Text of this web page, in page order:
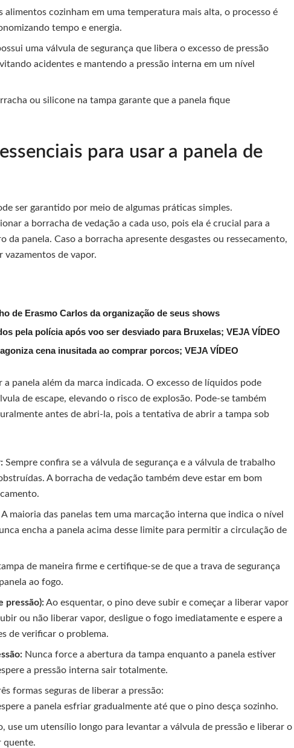
alimentos cozinham em uma temperatura mais alta, o processo é
tempo e energia.
uma válvula de segurança que libera o excesso de pressão
acidentes e mantendo a pressão interna em um nível
ou silicone na tampa garante que a panela fique
para usar a panela de
ser garantido por meio de algumas práticas simples.
a borracha de vedação a cada uso, pois ela é crucial para a
da panela. Caso a borracha apresente desgastes ou ressecamento,
de vapor.
de Erasmo Carlos da organização de seus shows
pela polícia após voo ser desviado para Bruxelas; VEJA VÍDEO
cena inusitada ao comprar porcos; VEJA VÍDEO
panela além da marca indicada. O excesso de líquidos pode
de escape, elevando o risco de explosão. Pode-se também
antes de abri-la, pois a tentativa de abrir a tampa sob
Sempre confira se a válvula de segurança e a válvula de trabalho
A borracha de vedação também deve estar em bom
A maioria das panelas tem uma marcação interna que indica o nível
encha a panela acima desse limite para permitir a circulação de
de maneira firme e certifique-se de que a trava de segurança
ao fogo.
pressão):Ao esquentar, o pino deve subir e começar a liberar vapor
ou não liberar vapor, desligue o fogo imediatamente e espere a
de verificar o problema.
Nunca force a abertura da tampa enquanto a panela estiver
a pressão interna sair totalmente.
formas seguras de liberar a pressão:
a panela esfriar gradualmente até que o pino desça sozinho.
use um utensílio longo para levantar a válvula de pressão e liberar o
quente.